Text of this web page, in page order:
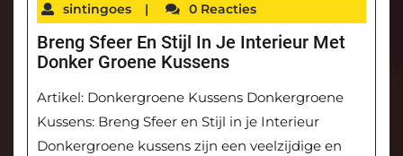
sintingoes | 0 Reacties
Breng Sfeer En Stijl In Je Interieur Met
Donker Groene Kussens
Artikel: Donkergroene Kussens Donkergroene
Kussens: Breng Sfeer en Stijl in je Interieur
Donkergroene kussens zijn een veelzijdige en